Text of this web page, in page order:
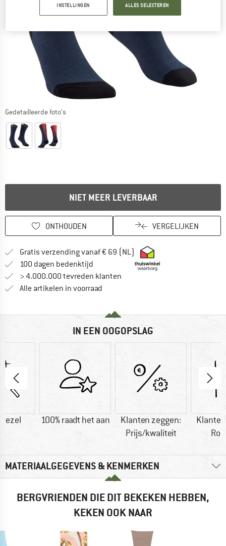
Gedetailleerde foto's
NIET MEER LEVERBAAR
ONTHOUDEN VERGELIJKEN
Gratis verzending vanaf € 69 (NL) Vind hier de
100 dagen bedenktijd Vind de betalingsinformatie hier!
> 4.000.000 tevreden klanten
Alle artikelen in voorraad
IN EEN OOGOPSLAG
100% raadt het aan
Klanten zeggen:
Prijs/kwaliteit
MATERIAALGEGEVENS & KENMERKEN
BERGVRIENDEN DIE DIT BEKEKEN HEBBEN,
KEKEN OOK NAAR
INSTELLINGEN ALLES SELECTEREN